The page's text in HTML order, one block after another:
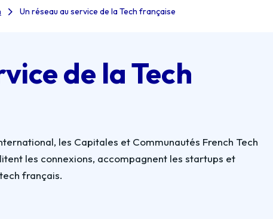
Un réseau au service de la Tech française
de la Tech
les Capitales et Communautés French Tech
les connexions, accompagnent les startups et
français.